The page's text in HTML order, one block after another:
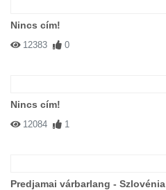
Nincs cím!
12383 0
Nincs cím!
12084 1
Predjamai várbarlang - Szlovénia